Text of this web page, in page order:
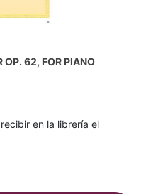
OP. 62, FOR PIANO
en la librería el